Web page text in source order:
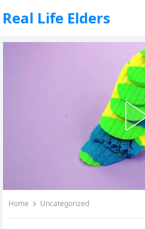
Real Life Elders
Home Uncategorized